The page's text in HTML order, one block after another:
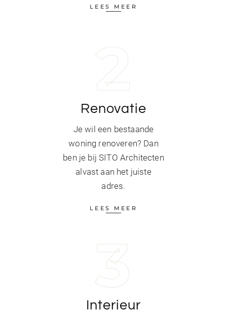
LEES MEER
2
Renovatie
Je wil een bestaande
woning renoveren? Dan
ben je bij SITO Architecten
alvast aan het juiste
adres.
LEES MEER
3
Interieur